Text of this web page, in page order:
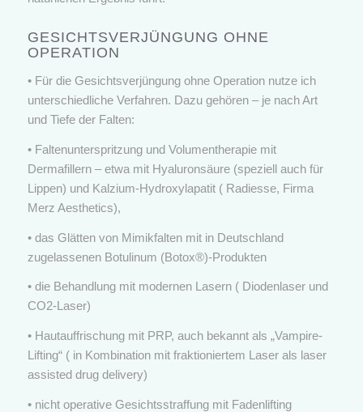
GESICHTSVERJÜNGUNG OHNE
OPERATION
• Für die Gesichtsverjüngung ohne Operation nutze ich
unterschiedliche Verfahren. Dazu gehören – je nach Art
und Tiefe der Falten:
• Faltenunterspritzung und Volumentherapie mit
Dermafillern – etwa mit Hyaluronsäure (speziell auch für
Lippen) und Kalzium-Hydroxylapatit ( Radiesse, Firma
Merz Aesthetics),
• das Glätten von Mimikfalten mit in Deutschland
zugelassenen Botulinum (Botox®)-Produkten
• die Behandlung mit modernen Lasern ( Diodenlaser und
CO2-Laser)
• Hautauffrischung mit PRP, auch bekannt als „Vampire-
Lifting“ ( in Kombination mit fraktioniertem Laser als laser
assisted drug delivery)
• nicht operative Gesichtsstraffung mit Fadenlifting